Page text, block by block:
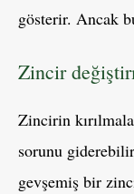
gösterir. Ancak
Zincir
Zincirin
sorunu
gevşemiş bir